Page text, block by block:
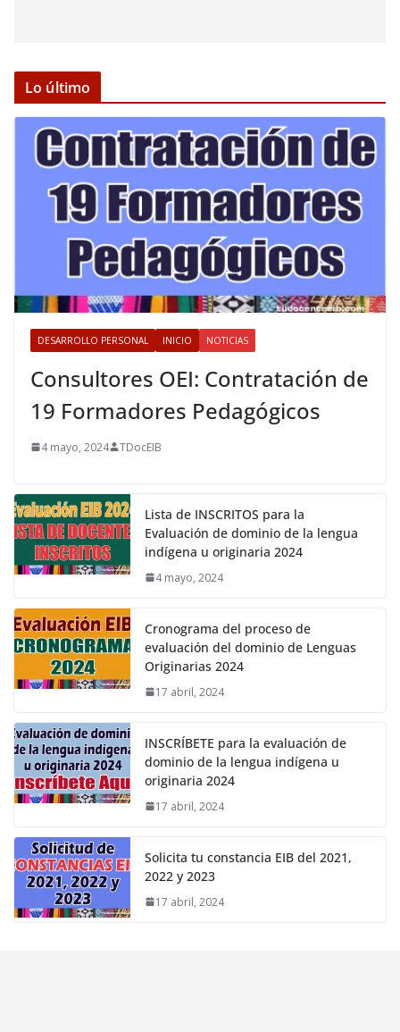
Lo último
DESARROLLO PERSONAL INICIO NOTICIAS
Consultores OEI: Contratación de
19 Formadores Pedagógicos
4 mayo, 2024 TDocEIB
Lista de INSCRITOS para la
Evaluación de dominio de la lengua
indígena u originaria 2024
4 mayo, 2024
Cronograma del proceso de
evaluación del dominio de Lenguas
Originarias 2024
17 abril, 2024
INSCRÍBETE para la evaluación de
dominio de la lengua indígena u
originaria 2024
17 abril, 2024
Solicita tu constancia EIB del 2021,
2022 y 2023
17 abril, 2024